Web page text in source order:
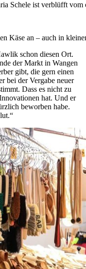
Schele ist verblüfft vom
Käse an – auch in
schon diesen Ort.
der Markt in Wangen
gibt, die gern einen
bei der Vergabe neuer
Dass es nicht zu
hat. Und er
beworben habe.